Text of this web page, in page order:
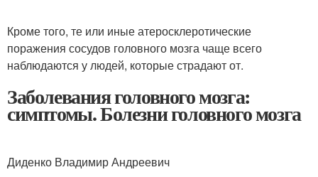
Кроме того, те или иные атеросклеротические
поражения сосудов головного мозга чаще всего
наблюдаются у людей, которые страдают от.
Заболевания головного мозга:
симптомы. Болезни головного мозга
Диденко Владимир Андреевич